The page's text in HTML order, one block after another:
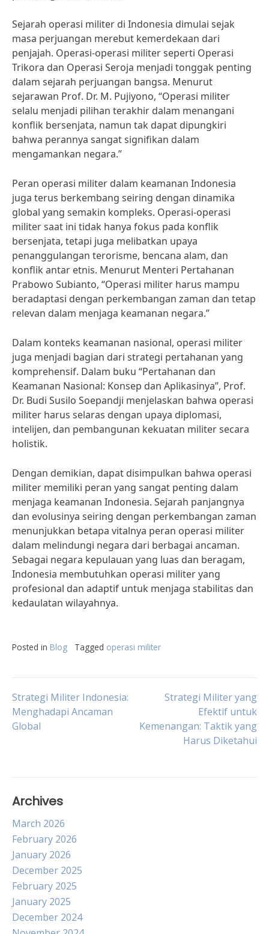
Sejarah operasi militer di Indonesia dimulai sejak
masa perjuangan merebut kemerdekaan dari
penjajah. Operasi-operasi militer seperti Operasi
Trikora dan Operasi Seroja menjadi tonggak penting
dalam sejarah perjuangan bangsa. Menurut
sejarawan Prof. Dr. M. Pujiyono, “Operasi militer
selalu menjadi pilihan terakhir dalam menangani
konflik bersenjata, namun tak dapat dipungkiri
bahwa perannya sangat signifikan dalam
mengamankan negara.”
Peran operasi militer dalam keamanan Indonesia
juga terus berkembang seiring dengan dinamika
global yang semakin kompleks. Operasi-operasi
militer saat ini tidak hanya fokus pada konflik
bersenjata, tetapi juga melibatkan upaya
penanggulangan terorisme, bencana alam, dan
konflik antar etnis. Menurut Menteri Pertahanan
Prabowo Subianto, “Operasi militer harus mampu
beradaptasi dengan perkembangan zaman dan tetap
relevan dalam menjaga keamanan negara.”
Dalam konteks keamanan nasional, operasi militer
juga menjadi bagian dari strategi pertahanan yang
komprehensif. Dalam buku “Pertahanan dan
Keamanan Nasional: Konsep dan Aplikasinya”, Prof.
Dr. Budi Susilo Soepandji menjelaskan bahwa operasi
militer harus selaras dengan upaya diplomasi,
intelijen, dan pembangunan kekuatan militer secara
holistik.
Dengan demikian, dapat disimpulkan bahwa operasi
militer memiliki peran yang sangat penting dalam
menjaga keamanan Indonesia. Sejarah panjangnya
dan evolusinya seiring dengan perkembangan zaman
menunjukkan betapa vitalnya peran operasi militer
dalam melindungi negara dari berbagai ancaman.
Sebagai negara kepulauan yang luas dan beragam,
Indonesia membutuhkan operasi militer yang
profesional dan adaptif untuk menjaga stabilitas dan
kedaulatan wilayahnya.
Posted in Blog Tagged operasi militer
Post
navigation
Strategi Militer Indonesia:
Menghadapi Ancaman
Global
Strategi Militer yang
Efektif untuk
Kemenangan: Taktik yang
Harus Diketahui
Archives
March 2026
February 2026
January 2026
December 2025
February 2025
January 2025
December 2024